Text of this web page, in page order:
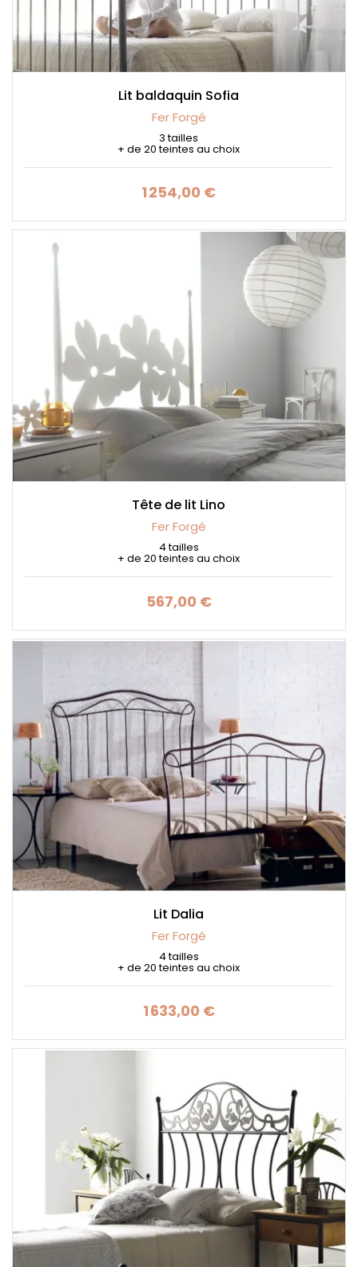
Lit baldaquin Sofia
Fer Forgé
3 tailles
+ de 20 teintes au choix
Prix
1 254,00 €
Tête de lit Lino
Fer Forgé
4 tailles
+ de 20 teintes au choix
Prix
567,00 €
Lit Dalia
Fer Forgé
4 tailles
+ de 20 teintes au choix
Prix
1 633,00 €